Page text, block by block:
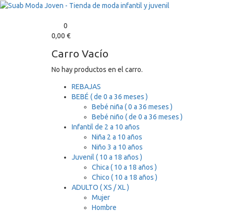
0
0,00 €
Carro Vacío
No hay productos en el carro.
REBAJAS
BEBÉ ( de 0 a 36 meses )
Bebé niña ( 0 a 36 meses )
Bebé niño ( de 0 a 36 meses )
Infantil de 2 a 10 años
Niña 2 a 10 años
Niño 3 a 10 años
Juvenil ( 10 a 18 años )
Chica ( 10 a 18 años )
Chico ( 10 a 18 años )
ADULTO ( XS / XL )
Mujer
Hombre